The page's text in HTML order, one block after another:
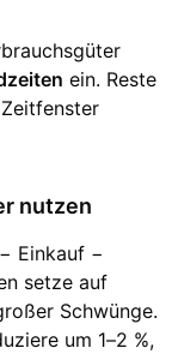
ein. Reste
nutzen
Einkauf −
setze auf
Schwünge.
um 1–2 %,